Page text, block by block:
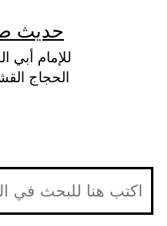
حديث
للإمام
الحجاج